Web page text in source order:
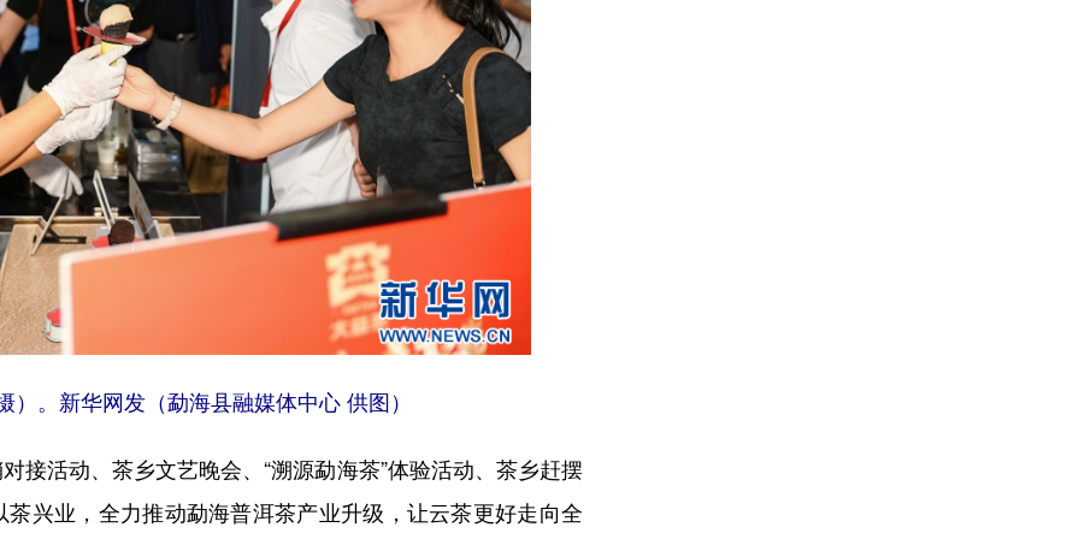
。新华网发（勐海县融媒体中心 供图）
活动、茶乡文艺晚会、“溯源勐海茶”体验活动、茶乡赶摆
兴业，全力推动勐海普洱茶产业升级，让云茶更好走向全